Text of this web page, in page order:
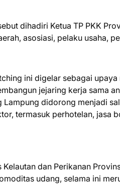
dihadiri Ketua TP PKK
asosiasi, pelaku usaha,
ini digelar sebagai
jejaring kerja sama
Lampung didorong menjadi
termasuk perhotelan, jasa
Kelautan dan Perikanan
udang, selama ini